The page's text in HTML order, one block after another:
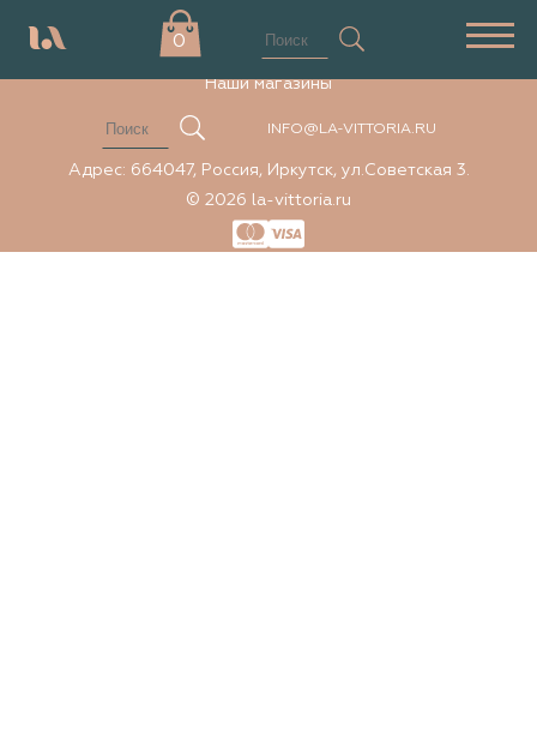
0
Элемент не найден
Наши магазины
INFO@LA-VITTORIA.RU
Адрес: 664047, Россия, Иркутск, ул.Советская 3.
© 2026 la-vittoria.ru